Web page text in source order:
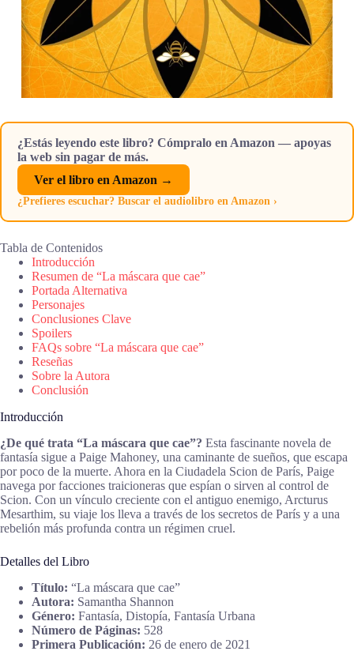
¿Estás leyendo este libro? Cómpralo en Amazon — apoyas
la web sin pagar de más.
Ver el libro en Amazon →
¿Prefieres escuchar? Buscar el audiolibro en Amazon ›
Tabla de Contenidos
Introducción
Resumen de “La máscara que cae”
Portada Alternativa
Personajes
Conclusiones Clave
Spoilers
FAQs sobre “La máscara que cae”
Reseñas
Sobre la Autora
Conclusión
Introducción
¿De qué trata “La máscara que cae”? Esta fascinante novela de
fantasía sigue a Paige Mahoney, una caminante de sueños, que escapa
por poco de la muerte. Ahora en la Ciudadela Scion de París, Paige
navega por facciones traicioneras que espían o sirven al control de
Scion. Con un vínculo creciente con el antiguo enemigo, Arcturus
Mesarthim, su viaje los lleva a través de los secretos de París y a una
rebelión más profunda contra un régimen cruel.
Detalles del Libro
Título: “La máscara que cae”
Autora: Samantha Shannon
Género: Fantasía, Distopía, Fantasía Urbana
Número de Páginas: 528
Primera Publicación: 26 de enero de 2021